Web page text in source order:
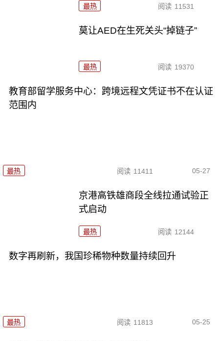
最热 阅读 11531
莫让AED在生死关头“掉链子”
最热 阅读 19370
教育部留学服务中心：跨境远程文凭证书不在认证
范围内
最热 阅读 11411 05-27
京港高铁雄商段全线拉通试验正
式启动
最热 阅读 12144
数字再刷新，我国珍稀物种数量持续回升
最热 阅读 11813 05-25